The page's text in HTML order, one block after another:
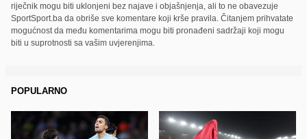
riječnik mogu biti uklonjeni bez najave i objašnjenja, ali to ne obavezuje
SportSport.ba da obriše sve komentare koji krše pravila. Čitanjem prihvatate
mogućnost da među komentarima mogu biti pronađeni sadržaji koji mogu
biti u suprotnosti sa vašim uvjerenjima.
POPULARNO